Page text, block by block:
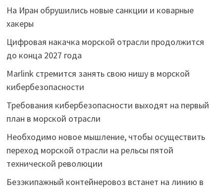
На Иран обрушились новые санкции и коварные
хакеры
Цифровая накачка морской отрасли продолжится
до конца 2027 года
Marlink стремится занять свою нишу в морской
кибербезопасности
Требования кибербезопасности выходят на первый
план в морской отрасли
Необходимо новое мышление, чтобы осуществить
переход морской отрасли на рельсы пятой
технической революции
Безэкипажный контейнеровоз встанет на линию в